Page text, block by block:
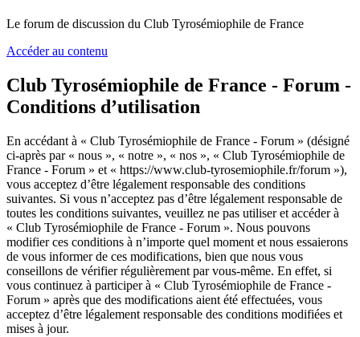
Le forum de discussion du Club Tyrosémiophile de France
Accéder au contenu
Club Tyrosémiophile de France - Forum -
Conditions d’utilisation
En accédant à « Club Tyrosémiophile de France - Forum » (désigné
ci-après par « nous », « notre », « nos », « Club Tyrosémiophile de
France - Forum » et « https://www.club-tyrosemiophile.fr/forum »),
vous acceptez d’être légalement responsable des conditions
suivantes. Si vous n’acceptez pas d’être légalement responsable de
toutes les conditions suivantes, veuillez ne pas utiliser et accéder à
« Club Tyrosémiophile de France - Forum ». Nous pouvons
modifier ces conditions à n’importe quel moment et nous essaierons
de vous informer de ces modifications, bien que nous vous
conseillons de vérifier régulièrement par vous-même. En effet, si
vous continuez à participer à « Club Tyrosémiophile de France -
Forum » après que des modifications aient été effectuées, vous
acceptez d’être légalement responsable des conditions modifiées et
mises à jour.